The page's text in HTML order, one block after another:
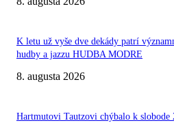
K letu už vyše dve dekády patrí
hudby a jazzu HUDBA MODRE
8. augusta 2026
Hartmutovi Tautzovi chýbalo k